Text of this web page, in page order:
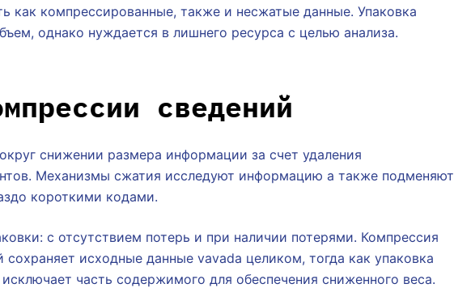
как компрессированные, также и несжатые данные. Упаковка
однако нуждается в лишнего ресурса с целью анализа.
сведений
снижении размера информации за счет удаления
Механизмы сжатия исследуют информацию а также подменяют
короткими кодами.
с отсутствием потерь и при наличии потерями. Компрессия
сохраняет исходные данные vavada целиком, тогда как упаковка
часть содержимого для обеспечения сниженного веса.